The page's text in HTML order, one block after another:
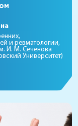
и ревматологии,
И. М. Сеченова
Университет)